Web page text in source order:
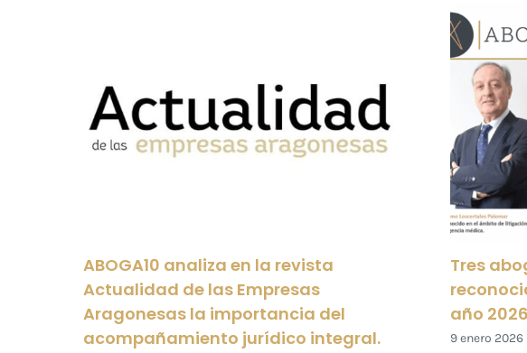
ABOGA10 analiza en la revista
Actualidad de las Empresas
Aragonesas la importancia del
acompañamiento jurídico integral.
Tres
año 2026
9 enero 2026